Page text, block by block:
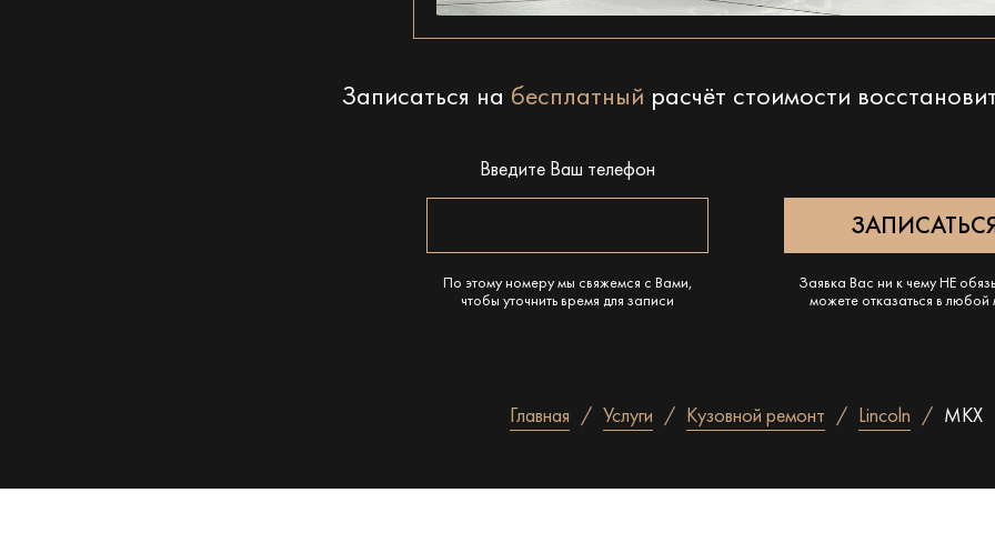
Записаться на бесплатный расчёт стоимости
Введите Ваш телефон
По этому номеру мы свяжемся с Вами,
чтобы уточнить время для записи
Заявка Вас ни к чему НЕ
можете отказаться в любой
Главная Услуги Кузовной ремонт Lincoln MKX